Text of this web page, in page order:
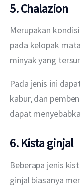
5. Chalazion
Merupakan
pada kelopak
minyak yang
Pada jenis ini
kabur, dan
dapat
6. Kista ginjal
Beberapa jenis
ginjal biasanya